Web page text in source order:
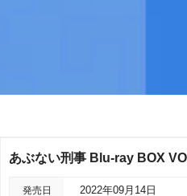
あぶない刑事 Blu-ray BOX
発売日 2022年09月14日